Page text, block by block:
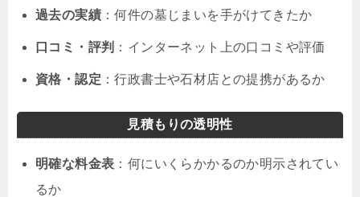
過去の実績 ：何件の墓じまいを手がけてきたか
口コミ・評判 ：インターネット上の口コミや評価
資格・認定 ：行政書士や石材店との提携があるか
見積もりの透明性
明確な料金表 ：何にいくらかかるのか明示されてい
るか